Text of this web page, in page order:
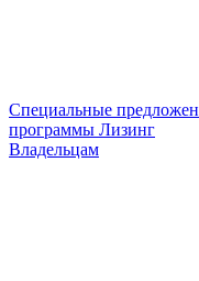
Специальные
программы Лизинг
Владельцам